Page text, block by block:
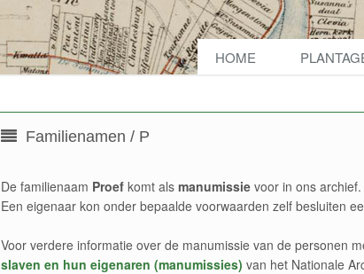
HOME
Familienamen / P
De familienaam Proefkomt als manumissievoor in ons archief.
Een eigenaar kon onder bepaalde voorwaarden zelf besluiten
Voor verdere informatie over de manumissie van de personen
slaven en hun eigenaren (manumissies) van het Nationale